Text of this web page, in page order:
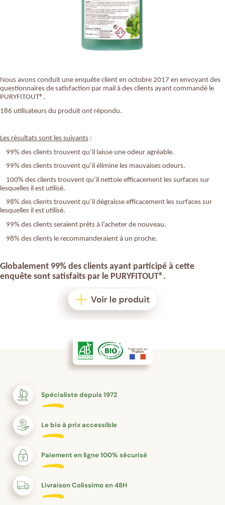
Nous avons conduit une enquête client en octobre 2017 en envoyant des
questionnaires de satisfaction par mail à des clients ayant commandé le
PURYFITOUT®.
186 utilisateurs du produit ont répondu.
Les résultats sont les suivants :
99% des clients trouvent qu’il laisse une odeur agréable.
99% des clients trouvent qu’il élimine les mauvaises odeurs.
100% des clients trouvent qu’il nettoie efficacement les surfaces sur
lesquelles il est utilisé.
98% des clients trouvent qu’il dégraisse efficacement les surfaces sur
lesquelles il est utilisé.
99% des clients seraient prêts à l’acheter de nouveau.
98% des clients le recommanderaient à un proche.
Globalement 99% des clients ayant participé à cette
enquête sont satisfaits par le PURYFITOUT®.
Fabriqué en
France
Spécialiste depuis 1972
Le bio à prix accessible
Paiement en ligne 100% sécurisé
Livraison Colissimo en 48H